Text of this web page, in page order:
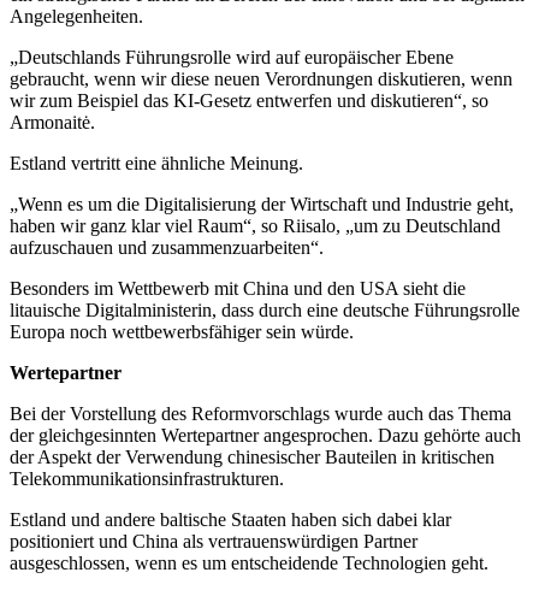
Angelegenheiten.
„Deutschlands Führungsrolle wird auf europäischer Ebene
gebraucht, wenn wir diese neuen Verordnungen diskutieren, wenn
wir zum Beispiel das KI-Gesetz entwerfen und diskutieren“, so
Armonaitė.
Estland vertritt eine ähnliche Meinung.
„Wenn es um die Digitalisierung der Wirtschaft und Industrie geht,
haben wir ganz klar viel Raum“, so Riisalo, „um zu Deutschland
aufzuschauen und zusammenzuarbeiten“.
Besonders im Wettbewerb mit China und den USA sieht die
litauische Digitalministerin, dass durch eine deutsche Führungsrolle
Europa noch wettbewerbsfähiger sein würde.
Wertepartner
Bei der Vorstellung des Reformvorschlags wurde auch das Thema
der gleichgesinnten Wertepartner angesprochen. Dazu gehörte auch
der Aspekt der Verwendung chinesischer Bauteilen in kritischen
Telekommunikationsinfrastrukturen.
Estland und andere baltische Staaten haben sich dabei klar
positioniert und China als vertrauenswürdigen Partner
ausgeschlossen, wenn es um entscheidende Technologien geht.